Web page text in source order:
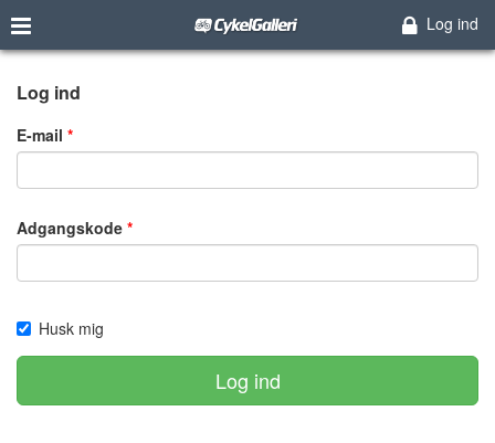
Log ind
Log ind
E-mail
Adgangskode
Husk mig
Log ind